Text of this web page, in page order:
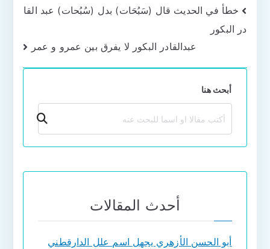
تصفّح
المقالات
خطأ في الحديث قال (سَبُحَات) بدل (سُبُحات) عبد القا
در البكور
عبدالقادر البكور لا يفرق بين عمرو و عمر
أبحث هنا
بحث
أحدث المقالات
أبو الحسن الأزهري يجهل اسم علل الدارقطني